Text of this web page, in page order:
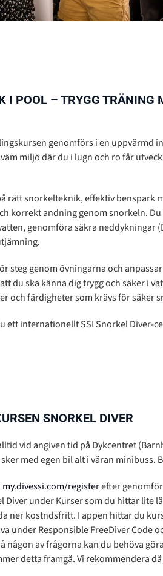
I POOL – TRYGG TRÄNING
genomförs i en uppvärmd
miljö där du i lugn och ro får
rätt snorkelteknik, effektiv benspark
korrekt andning genom snorkeln.
genomföra säkra neddykningar
steg genom övningarna och
du ska känna dig trygg och säker i
och färdigheter som krävs för säker
ett internationellt SSI Snorkel Diver-
SNORKEL DIVER
vid angiven tid på Dykcentret
med egen bil alt i våran
my.divessi.com/registerefter
under Kurser som du hittar lite
ner kostndsfritt. I appen hittar du
under Responsible FreeDiver
någon av frågorna kan du behöva
detta framgå. Vi rekommendera